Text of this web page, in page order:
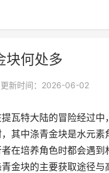
块何处多
更新时间：2026-06-02
瓦特大陆的冒险经过中
其中涤青金块是水元素
在培养角色时都会遇到
金块的主要获取途径与